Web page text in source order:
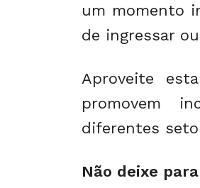
um momento
de ingressar
Aproveite
promovem
diferentes
Não deixe